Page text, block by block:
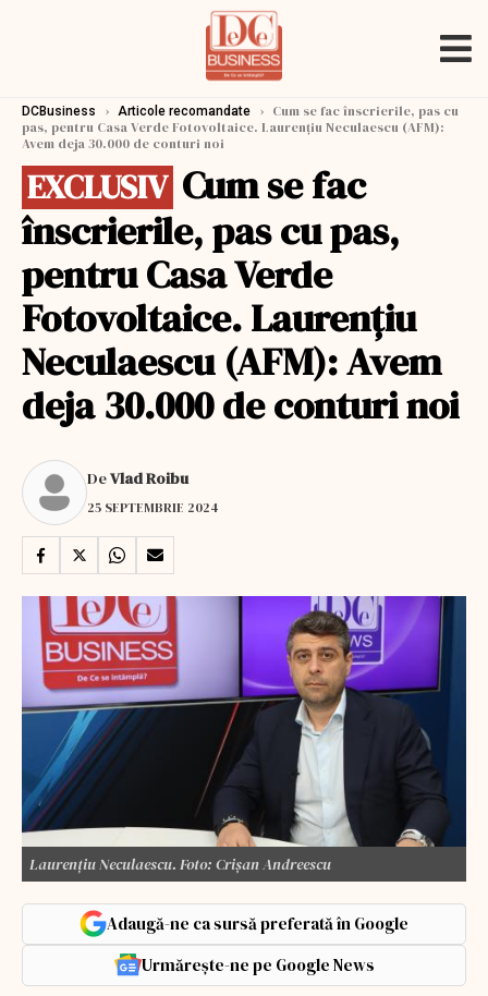
DCBusiness › Articole recomandate › Cum se fac înscrierile, pas cu
pas, pentru Casa Verde Fotovoltaice. Laurențiu Neculaescu (AFM):
Avem deja 30.000 de conturi noi
EXCLUSIV Cum se fac
înscrierile, pas cu pas,
pentru Casa Verde
Fotovoltaice. Laurențiu
Neculaescu (AFM): Avem
deja 30.000 de conturi noi
DeVlad Roibu
25 SEPTEMBRIE 2024
Laurenţiu Neculaescu. Foto: Crişan Andreescu
Adaugă-ne ca sursă preferată în Google
Urmărește-ne pe Google News